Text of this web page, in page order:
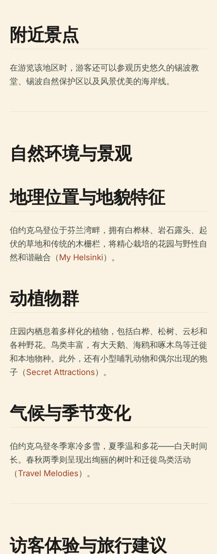
附近景点
在游览该地区时，游客还可以参观历史悠久的锡波教
堂、锡波自然保护区以及风景优美的海岸线。
自然环境与景观
地理位置与地貌特征
伯约克乌登位于芬兰湾畔，拥有白桦林、岩石露头、起
伏的草地和传统的木栅栏，将精心栽培的花园与野性自
然和谐融合（My Helsinki）。
动植物群
庄园内栖息着多样化的植物，包括白桦、松树、云杉和
各种野花。鸟类丰富，有大天鹅、海鸥和啄木鸟等迁徙
和本地物种。此外，还有小型哺乳动物和偶尔出现的狍
子（Secret Attractions）。
气候与季节变化
伯约克乌登冬季寒冷多雪，夏季温和多花——白天时间
长。春秋两季则呈现出绚丽的树叶和迁徙鸟类活动
（Travel Melodies）。
访客体验与旅行建议